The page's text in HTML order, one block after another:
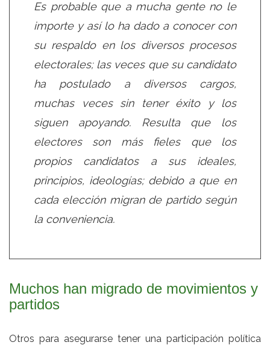
Es probable que a mucha gente no le
importe y así lo ha dado a conocer con
su respaldo en los diversos procesos
electorales; las veces que su candidato
ha postulado a diversos cargos,
muchas veces sin tener éxito y los
siguen apoyando. Resulta que los
electores son más fieles que los
propios candidatos a sus ideales,
principios, ideologías; debido a que en
cada elección migran de partido según
la conveniencia.
Muchos han migrado de movimientos y
partidos
Otros para asegurarse tener una participación política